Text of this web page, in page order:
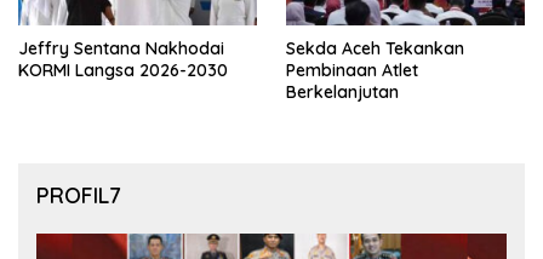
Jeffry Sentana Nakhodai
KORMI Langsa 2026-2030
Sekda Aceh Tekankan
Pembinaan Atlet
Berkelanjutan
PROFIL7